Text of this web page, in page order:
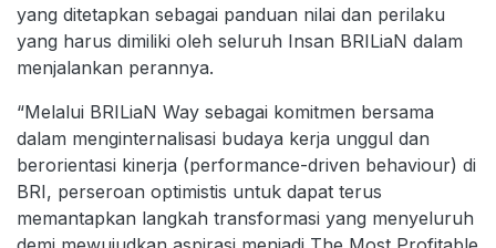
yang ditetapkan sebagai panduan nilai dan perilaku
yang harus dimiliki oleh seluruh Insan BRILiaN dalam
menjalankan perannya.
“Melalui BRILiaN Way sebagai komitmen bersama
dalam menginternalisasi budaya kerja unggul dan
berorientasi kinerja (performance-driven behaviour) di
BRI, perseroan optimistis untuk dapat terus
memantapkan langkah transformasi yang menyeluruh